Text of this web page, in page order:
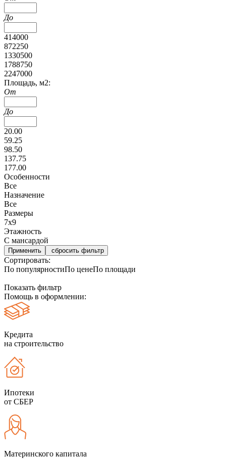
До
414000
872250
1330500
1788750
2247000
Площадь, м2:
От
До
20.00
59.25
98.50
137.75
177.00
Особенности
Все
Назначение
Все
Размеры
7х9
Этажность
С мансардой
сбросить фильтр
Сортировать:
По популярностиПо ценеПо площади
Показать фильтр
Помощь в оформлении:
Кредита
на строительство
Ипотеки
от СБЕР
Материнского капитала